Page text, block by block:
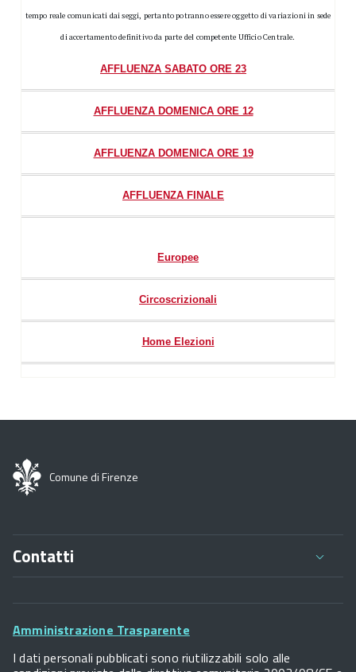
tempo reale comunicati dai seggi, pertanto potranno essere oggetto di variazioni in sede
di accertamento definitivo da parte del competente Ufficio Centrale.
AFFLUENZA SABATO ORE 23
AFFLUENZA DOMENICA ORE 12
AFFLUENZA DOMENICA ORE 19
AFFLUENZA FINALE
Europee
Circoscrizionali
Home Elezioni
Comune di Firenze
Contatti
Palazzo Vecchio
P.IVA 01307110484
Footer
Amministrazione Trasparente
I dati personali pubblicati sono riutilizzabili solo alle